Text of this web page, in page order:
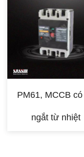
PM61, MCCB
ngắt từ nhiệt